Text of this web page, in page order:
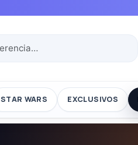
STAR WARS EXCLUSIVOS